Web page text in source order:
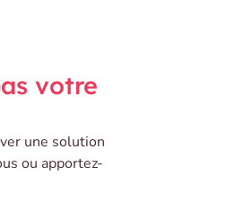
votre
une solution
ou apportez-